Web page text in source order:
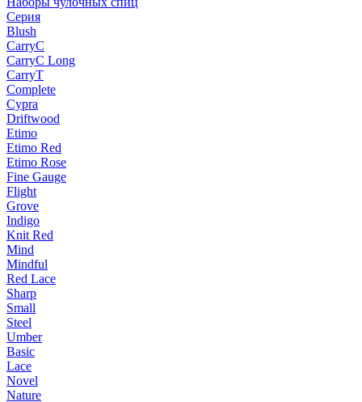
Серия
Blush
CarryC
CarryC Long
CarryT
Complete
Cypra
Driftwood
Etimo
Etimo Red
Etimo Rose
Fine Gauge
Flight
Grove
Indigo
Knit Red
Mind
Mindful
Red Lace
Sharp
Small
Steel
Umber
Basic
Lace
Novel
Nature